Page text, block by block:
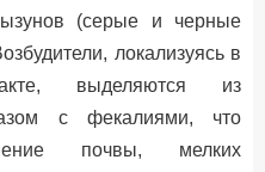
(серые и черные
локализуясь в
выделяются из
с фекалиями, что
почвы, мелких